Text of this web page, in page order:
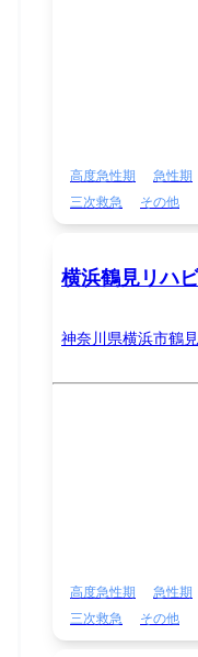
高度急性期 急性期
三次救急
その他
横浜鶴見リハ
神奈川県横浜市鶴
高度急性期 急性期
三次救急
その他